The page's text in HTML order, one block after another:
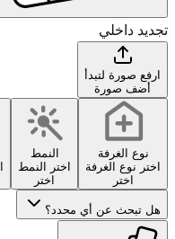
تجديد داخلي
ارفع صورة لتبدأ
أضف صورة
نوع الغرفة
اختر نوع الغرفة
اختر
النمط
اختر النمط
اختر
هل تبحث عن أي محدد؟